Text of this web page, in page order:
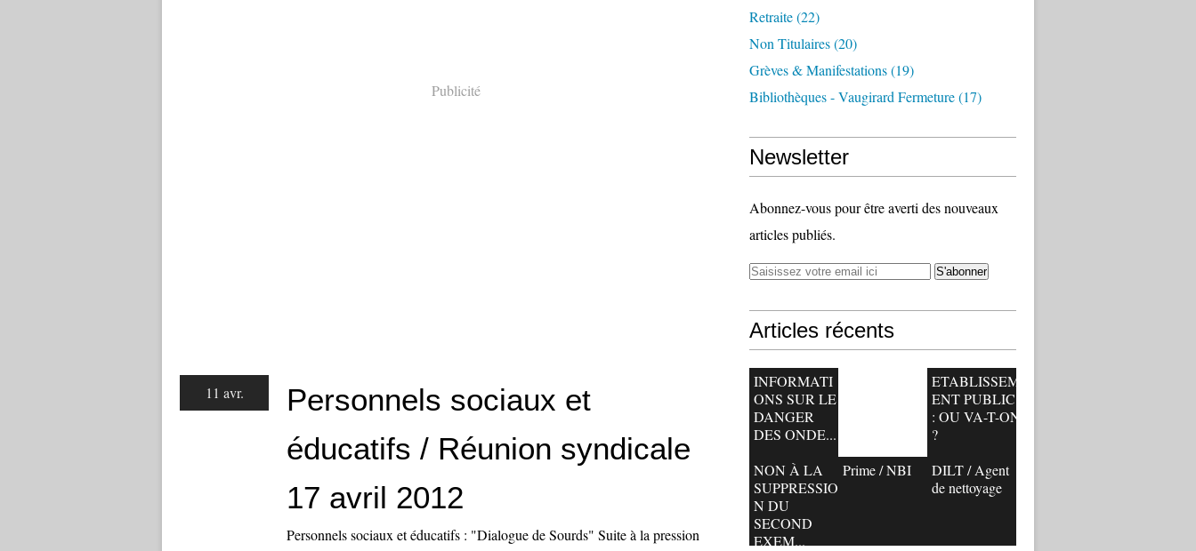
Publicité
11 avr.
Personnels sociaux et
éducatifs / Réunion syndicale
17 avril 2012
Personnels sociaux et éducatifs : "Dialogue de Sourds" Suite à la pression
Retraite(22)
Non Titulaires(20)
Grèves & Manifestations(19)
Bibliothèques - Vaugirard Fermeture(17)
Newsletter
Abonnez-vous pour être averti des nouveaux
articles publiés.
Articles récents
INFORMATI
ONS SUR LE
DANGER
DES ONDE...
ETABLISSEM
ENT PUBLIC
: OU VA-T-ON
?
NON À LA
SUPPRESSIO
N DU
SECOND
EXEM...
Prime / NBI
DILT / Agent
de nettoyage